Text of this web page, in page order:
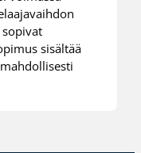
sisältää